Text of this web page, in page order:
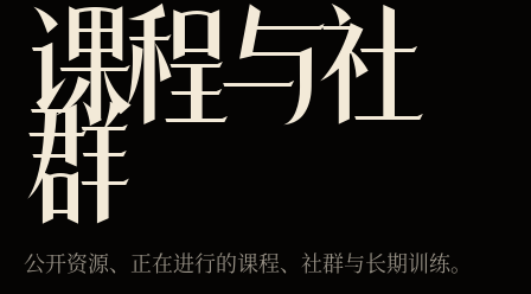
课程与社
群
公开资源、正在进行的课程、社群与长期训练。